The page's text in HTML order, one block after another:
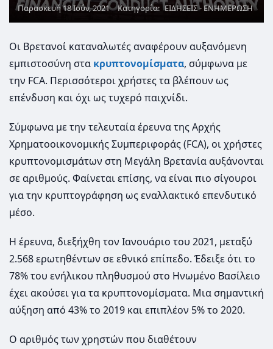
Παρασκευή 18 Ιούν, 2021 Κατηγορία: ΕΙΔΗΣΕΙΣ - ΕΝΗΜΕΡΩΣΗ
Οι Βρετανοί καταναλωτές αναφέρουν αυξανόμενη
εμπιστοσύνη στα κρυπτονομίσματα, σύμφωνα με
την FCA. Περισσότεροι χρήστες τα βλέπουν ως
επένδυση και όχι ως τυχερό παιχνίδι.
Σύμφωνα με την τελευταία έρευνα της Αρχής
Χρηματοοικονομικής Συμπεριφοράς (FCA), οι χρήστες
κρυπτονομισμάτων στη Μεγάλη Βρετανία αυξάνονται
σε αριθμούς. Φαίνεται επίσης, να είναι πιο σίγουροι
για την κρυπτογράφηση ως εναλλακτικό επενδυτικό
μέσο.
Η έρευνα, διεξήχθη τον Ιανουάριο του 2021, μεταξύ
2.568 ερωτηθέντων σε εθνικό επίπεδο. Έδειξε ότι το
78% του ενήλικου πληθυσμού στο Ηνωμένο Βασίλειο
έχει ακούσει για τα κρυπτονομίσματα. Μια σημαντική
αύξηση από 43% το 2019 και επιπλέον 5% το 2020.
Ο αριθμός των χρηστών που διαθέτουν